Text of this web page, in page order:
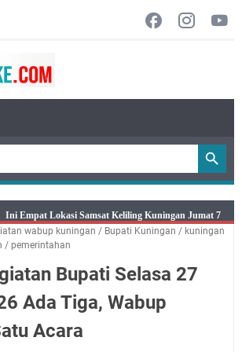
Jumat 7 Agustus 2026 Mobil SIM Keliling Ada di
Kecamatan Sindangagung
Dicabut Dari Hidupmu, Kamu Akan Tetap Berjalan
Kelaparan Meskipun Memiliki Sekarung Penuh Uang
Salat Lima Waktu itu Bukan Cuma Kewajiban, Tapi
juga Tempat Beristirahat yang Paling Menenangkan, Ini
wabup kuningan / Bupati Kuningan / kuningan
/ pemerintahan
Bupati Selasa 27
Ada Tiga, Wabup
Acara